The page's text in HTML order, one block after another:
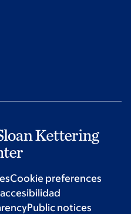
Cookie preferences
Public notices